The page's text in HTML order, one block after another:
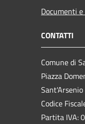
Documenti
CONTATTI
Comune di
Piazza
Sant'Arsenio
Codice
Partita IVA: